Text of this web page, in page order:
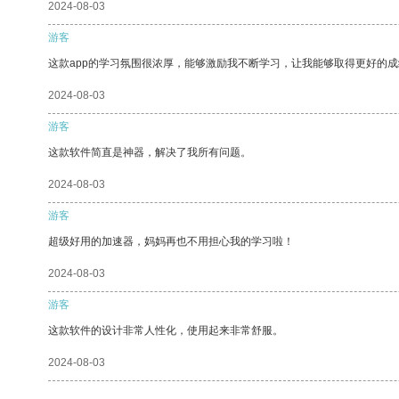
2024-08-03
游客
这款app的学习氛围很浓厚，能够激励我不断学习，让我能够取得更好的
2024-08-03
游客
这款软件简直是神器，解决了我所有问题。
2024-08-03
游客
超级好用的加速器，妈妈再也不用担心我的学习啦！
2024-08-03
游客
这款软件的设计非常人性化，使用起来非常舒服。
2024-08-03